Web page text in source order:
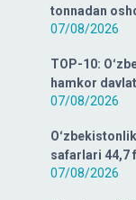
tonnadan
07/08/2026
TOP-10:
hamkor
07/08/2026
safarlari 44,7
07/08/2026